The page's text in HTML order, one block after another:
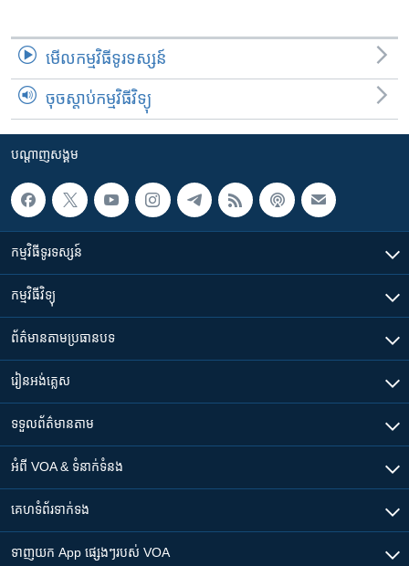
មើល​កម្មវិធី​ទូរទស្សន៍
ចុចស្តាប់កម្មវិធីវិទ្យុ
បណ្តាញ​សង្គម
កម្មវិធី​ទូរទស្សន៍
កម្មវិធី​វិទ្យុ
ព័ត៌មាន​តាមប្រធានបទ​
រៀន​​អង់គ្លេស
ទទួល​ព័ត៌មាន​តាម
អំពី​ VOA & ទំនាក់ទំនង
គេហទំព័រ​​ទាក់ទង
ទាញយក​ App ផ្សេងៗ​របស់​ VOA